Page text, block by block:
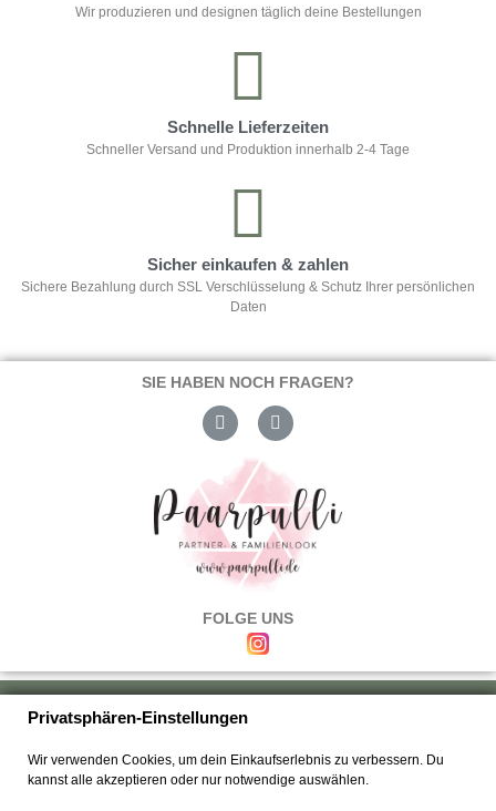
Wir produzieren und designen täglich deine Bestellungen
Schnelle Lieferzeiten
Schneller Versand und Produktion innerhalb 2-4 Tage
Sicher einkaufen & zahlen
Sichere Bezahlung durch SSL Verschlüsselung & Schutz Ihrer persönlichen
Daten
SIE HABEN NOCH FRAGEN?
FOLGE UNS
Über uns|Versand & Zahlung|Umtausch & Rückgabe
Kontakt
Privatsphären-Einstellungen
Wir verwenden Cookies, um dein Einkaufserlebnis zu verbessern. Du
kannst alle akzeptieren oder nur notwendige auswählen.